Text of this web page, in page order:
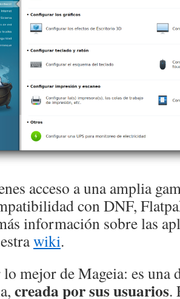
acceso a una amplia
con DNF,
información sobre las
wiki.
mejor de Mageia: es una
creada por sus usuarios.